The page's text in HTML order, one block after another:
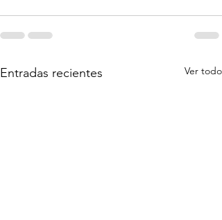
Entradas recientes Ver todo